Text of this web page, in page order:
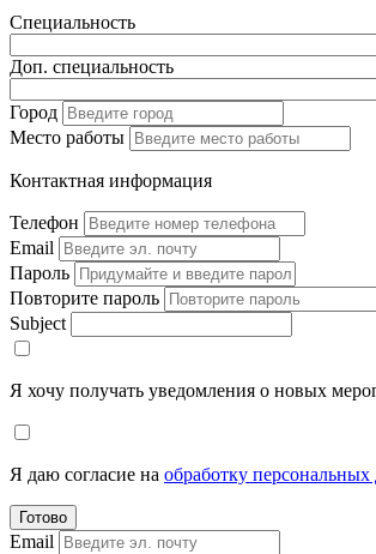
Специальность
Доп. специальность
Город
Место работы
Контактная информация
Телефон
Email
Пароль
Повторите пароль
Subject
Я хочу получать уведомления о новых
Я даю согласие на обработку
Готово
Email